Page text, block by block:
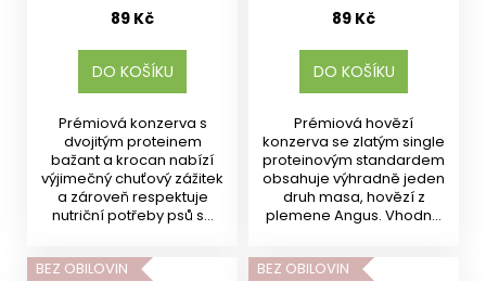
89 Kč
DO KOŠÍKU
Prémiová konzerva s
dvojitým proteinem
bažant a krocan nabízí
výjimečný chuťový zážitek
a zároveň respektuje
nutriční potřeby psů s...
89 Kč
DO KOŠÍKU
Prémiová hovězí
konzerva se zlatým single
proteinovým standardem
obsahuje výhradně jeden
druh masa, hovězí z
plemene Angus. Vhodná
BEZ OBILOVIN
BEZ OBILOVIN